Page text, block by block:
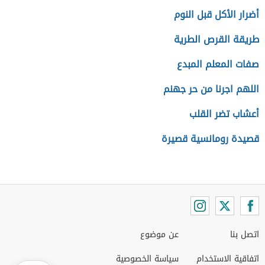
أضرار الأكل قبل النوم
طريقة القرص الطرية
صفات المعلم المبدع
اللهم اجرنا من حر جهنم
أعشاب تضر القلب
قصيدة رومانسية قصيرة
اتصل بنا
اتفاقية الاستخدام
عن موضوع
سياسة الخصوصية